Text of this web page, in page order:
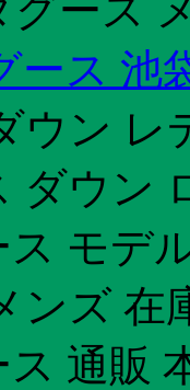
グース
ース 池
ウン レ
ダウン
モデ
ンズ 在
通販